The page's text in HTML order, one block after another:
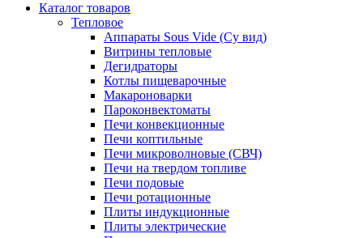
Каталог товаров
Тепловое
Аппараты Sous Vide (Су вид)
Витрины тепловые
Дегидраторы
Котлы пищеварочные
Макароноварки
Пароконвектоматы
Печи конвекционные
Печи коптильные
Печи микроволновые (СВЧ)
Печи на твердом топливе
Печи подовые
Печи ротационные
Плиты индукционные
Плиты электрические